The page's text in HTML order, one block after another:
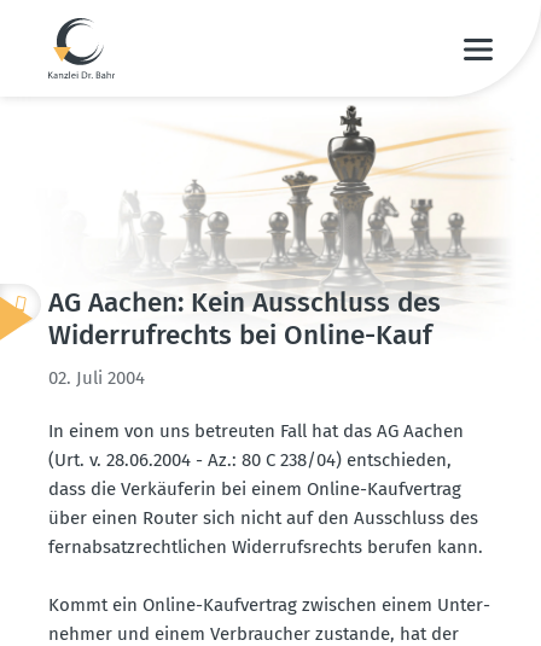
AG Aachen: Kein Ausschluss des
Wider­ruf­rechts bei Online-Kauf
02. Juli 2004
In einem von uns betreuten Fall hat das AG Aachen
(Urt. v. 28.06.2004 - Az.: 80 C 238/04) entschieden,
dass die Verkäu­ferin bei einem Online-Kaufvertrag
über einen Router sich nicht auf den Ausschluss des
fernab­satz­recht­lichen Wider­rufs­rechts berufen kann.
Kommt ein Online-Kaufvertrag zwischen einem Unter­
nehmer und einem Verbraucher zustande, hat der